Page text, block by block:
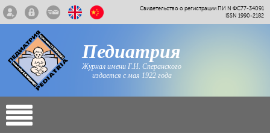
Свидетельство о регистрации ПИ N ФС77-34091
ISSN 1990-2182
Педиатрия
Журнал имени Г.Н. Сперанского
издается с мая 1922 года